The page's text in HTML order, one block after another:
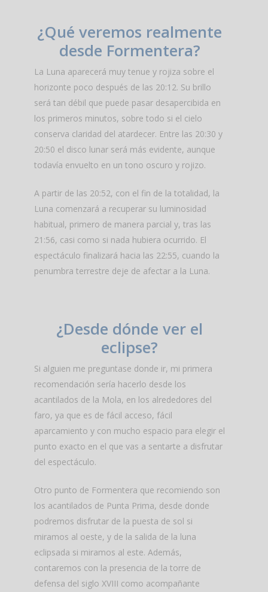
¿Qué veremos realmente
desde Formentera?
La Luna aparecerá muy tenue y rojiza sobre el
horizonte poco después de las 20:12. Su brillo
será tan débil que puede pasar desapercibida en
los primeros minutos, sobre todo si el cielo
conserva claridad del atardecer. Entre las 20:30 y
20:50 el disco lunar será más evidente, aunque
todavía envuelto en un tono oscuro y rojizo.
A partir de las 20:52, con el fin de la totalidad, la
Luna comenzará a recuperar su luminosidad
habitual, primero de manera parcial y, tras las
21:56, casi como si nada hubiera ocurrido. El
espectáculo finalizará hacia las 22:55, cuando la
penumbra terrestre deje de afectar a la Luna.
¿Desde dónde ver el
eclipse?
Si alguien me preguntase donde ir, mi primera
recomendación sería hacerlo desde los
acantilados de la Mola, en los alrededores del
faro, ya que es de fácil acceso, fácil
aparcamiento y con mucho espacio para elegir el
punto exacto en el que vas a sentarte a disfrutar
del espectáculo.
Otro punto de Formentera que recomiendo son
los acantilados de Punta Prima, desde donde
podremos disfrutar de la puesta de sol si
miramos al oeste, y de la salida de la luna
eclipsada si miramos al este. Además,
contaremos con la presencia de la torre de
defensa del siglo XVIII como acompañante